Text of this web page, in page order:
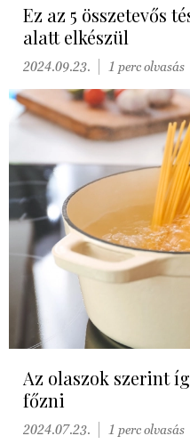
Ez az 5 összetevős
alatt elkészül
2024.09.23. 1 perc olvasás
Az olaszok szerint
főzni
2024.07.23. 1 perc olvasás